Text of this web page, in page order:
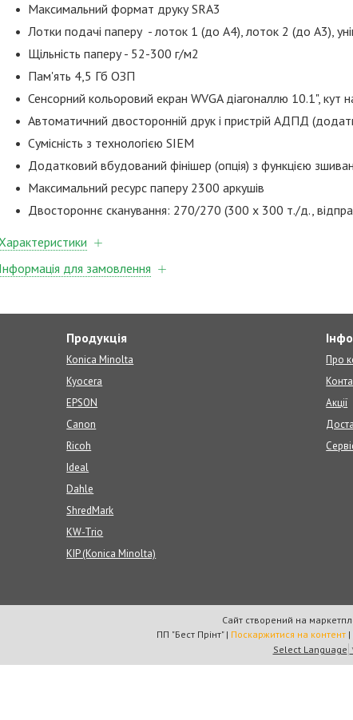
Максимальний формат друку SRA3
Лотки подачі паперу - лоток 1 (до А4), лоток 2 (до А3),
Щільність паперу - 52-300 г/м2
Пам'ять 4,5 Гб ОЗП
Сенсорний кольоровий екран WVGA діагоналлю 10.1", кут
Автоматичний двосторонній друк і пристрій АДПД
Сумісність з технологією SIEM
Додатковий вбудований фінішер (опція) з функцією
Максимальний ресурс паперу 2300 аркушів
Двостороннє сканування: 270/270 (300 x 300 т./д.,
Інформація для замовлення
Продукція
Konica Minolta
Kyocera
EPSON
Canon
Ricoh
Ideal
Dahle
ShredMark
KW-Trio
KIP (Konica Minolta)
Про
Акції
Сайт створений на
ПП "Бест Прінт" | Поскаржитися на контент |
Select Language